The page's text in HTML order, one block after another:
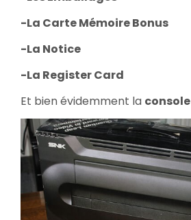
-La Carte Mémoire Bonus
-La Notice
-La Register Card
Et bien évidemment la console